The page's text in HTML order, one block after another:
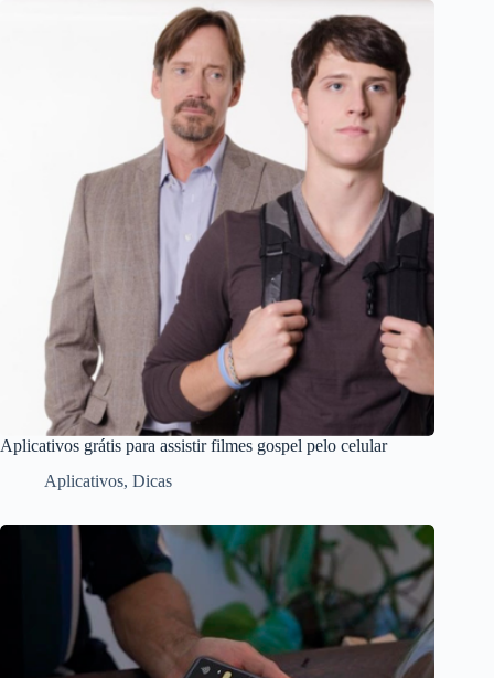
Aplicativos grátis para assistir filmes gospel pelo celular
Aplicativos, Dicas